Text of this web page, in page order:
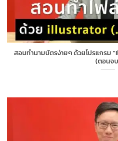
สอนทำนามบัตรง่ายๆ ด้วยโปรแกรม
(ตอนจ